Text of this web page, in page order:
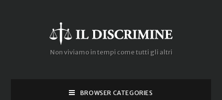
Non viviamo in tempi come tutti gli altri
BROWSER CATEGORIES